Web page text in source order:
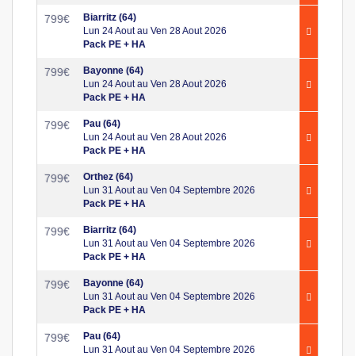
799€
Biarritz (64)
Lun 24 Aout au Ven 28 Aout 2026
Pack PE + HA
799€
Bayonne (64)
Lun 24 Aout au Ven 28 Aout 2026
Pack PE + HA
799€
Pau (64)
Lun 24 Aout au Ven 28 Aout 2026
Pack PE + HA
799€
Orthez (64)
Lun 31 Aout au Ven 04 Septembre 2026
Pack PE + HA
799€
Biarritz (64)
Lun 31 Aout au Ven 04 Septembre 2026
Pack PE + HA
799€
Bayonne (64)
Lun 31 Aout au Ven 04 Septembre 2026
Pack PE + HA
799€
Pau (64)
Lun 31 Aout au Ven 04 Septembre 2026